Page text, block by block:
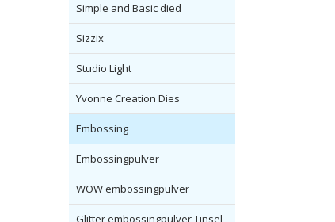
Simple and Basic died
Sizzix
Studio Light
Yvonne Creation Dies
Embossing
Embossingpulver
WOW embossingpulver
Glitter embossingpulver Tinsel